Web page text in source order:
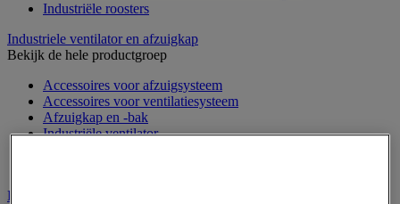
Industriële roosters
Industriele ventilator en afzuigkap
Bekijk de hele productgroep
Accessoires voor afzuigsysteem
Accessoires voor ventilatiesysteem
Afzuigkap en -bak
Industriële ventilator
Laboratoriummeubilair